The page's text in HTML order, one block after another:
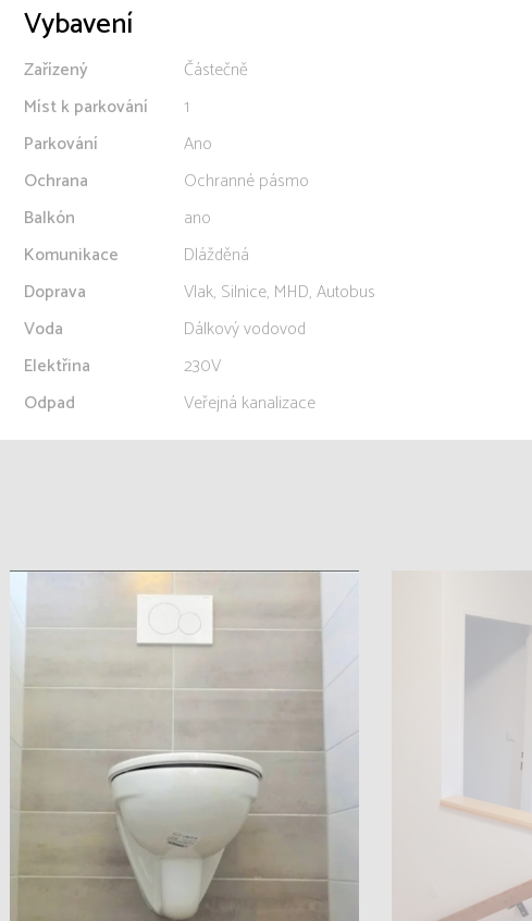
Vybavení
Zařízený
Částečně
Míst k parkování
1
Parkování
Ano
Ochrana
Ochranné pásmo
Balkón
ano
Komunikace
Dlážděná
Doprava
Vlak, Silnice, MHD, Autobus
Voda
Dálkový vodovod
Elektřina
230V
Odpad
Veřejná kanalizace